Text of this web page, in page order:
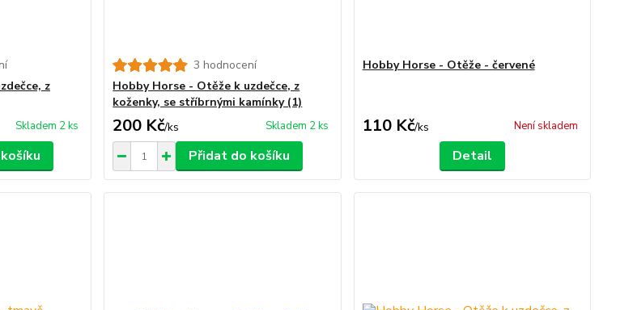
z
Skladem 2 ks
3 hodnocení
Hobby Horse - Otěže k uzdečce, z
koženky, se stříbrnými kamínky (1)
200 Kč/ks Skladem 2 ks
Přidat do košíku
Hobby Horse - Otěže - červené
110 Kč/ks Není skladem
Detail